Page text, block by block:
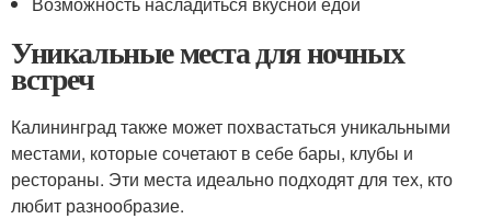
Уникальные места для ночных
встреч
Калининград также может похвастаться уникальными
местами, которые сочетают в себе бары, клубы и
рестораны. Эти места идеально подходят для тех, кто
любит разнообразие.